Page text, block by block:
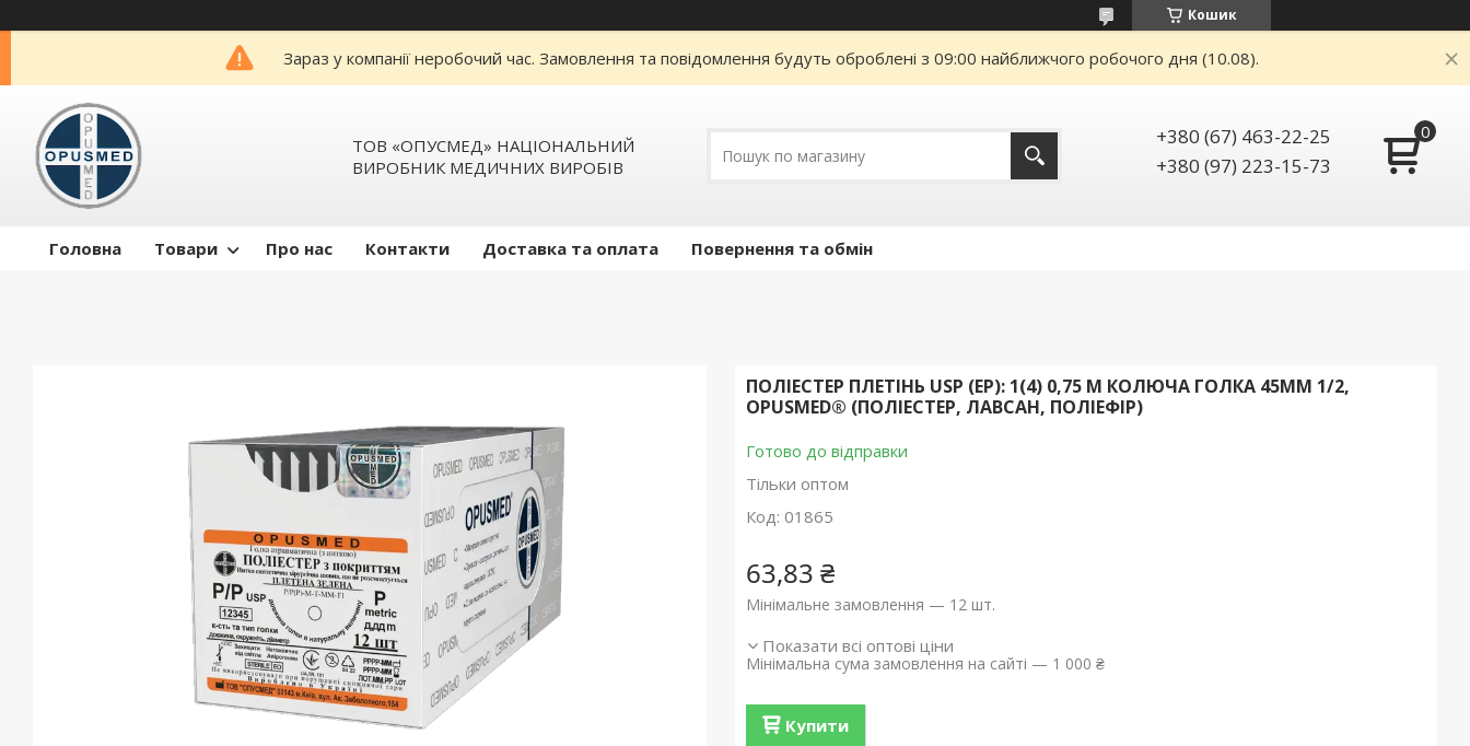
Кошик
Зараз у компанії неробочий час. Замовлення та повідомлення будуть оброблені з 09:00 найближчого робочого дня (10.08).
ТОВ «ОПУСМЕД» НАЦІОНАЛЬНИЙ
ВИРОБНИК МЕДИЧНИХ ВИРОБІВ
+380 (67) 463-22-25
+380 (97) 223-15-73
Головна Товари Про нас Контакти Доставка та оплата Повернення та обмін
ПОЛІЕСТЕР ПЛЕТІНЬ USP (EP): 1(4) 0,75 М КОЛЮЧА ГОЛКА 45ММ 1/2,
OPUSMED® (ПОЛІЕСТЕР, ЛАВСАН, ПОЛІЕФІР)
Готово до відправки
Тільки оптом
Код: 01865
63,83 ₴
Мінімальне замовлення — 12 шт.
Показати всі оптові ціни
Мінімальна сума замовлення на сайті — 1 000 ₴
Купити